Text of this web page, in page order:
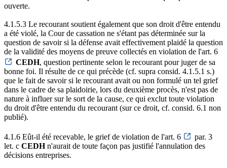
ouverte.
4.1.5.3 Le recourant soutient également que son droit d'être entendu
a été violé, la Cour de cassation ne s'étant pas déterminée sur la
question de savoir si la défense avait effectivement plaidé la question
de la validité des moyens de preuve collectés en violation de l'art. 6
CEDH, question pertinente selon le recourant pour juger de sa
bonne foi. Il résulte de ce qui précède (cf. supra consid. 4.1.5.1 s.)
que le fait de savoir si le recourant avait ou non formulé un tel grief
dans le cadre de sa plaidoirie, lors du deuxième procès, n'est pas de
nature à influer sur le sort de la cause, ce qui exclut toute violation
du droit d'être entendu du recourant (sur ce droit, cf. consid. 6.1 non
publié).
4.1.6 Eût-il été recevable, le grief de violation de l'art. 6
par. 3
let. c CEDHn'aurait de toute façon pas justifié l'annulation des
décisions entreprises.